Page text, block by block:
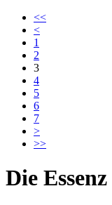
<<
<
1
2
3
4
5
6
7
>
>>
Die